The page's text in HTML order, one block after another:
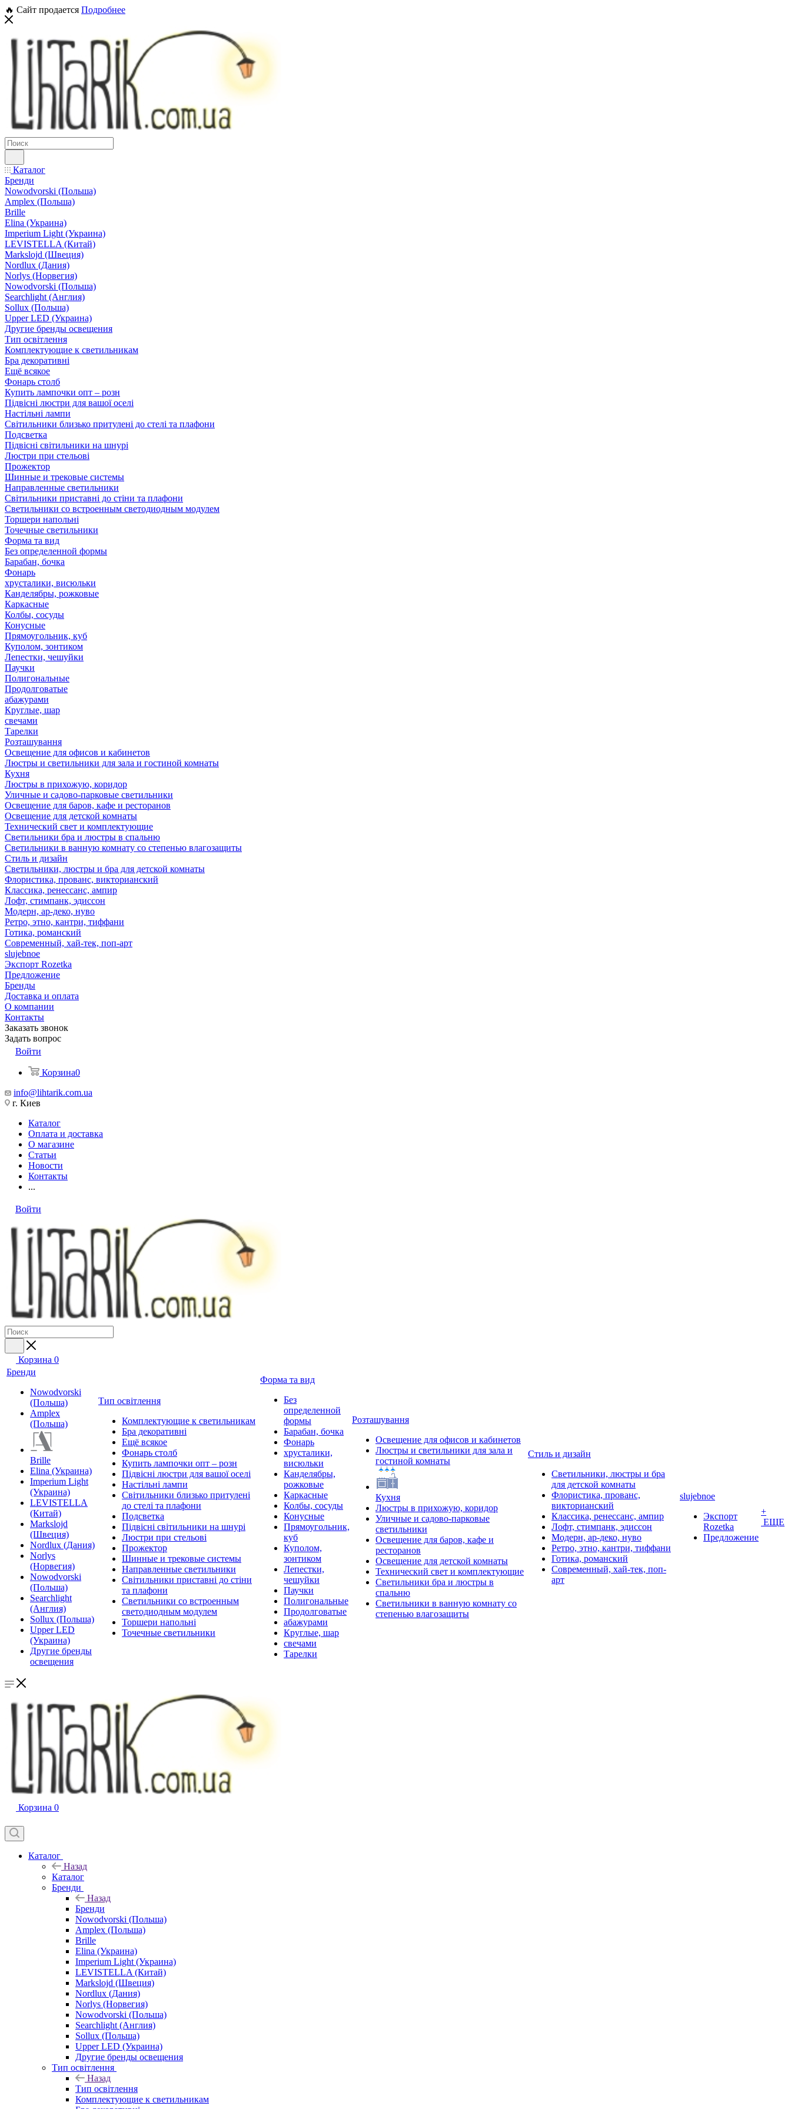
🔥 Сайт продается Подробнее
Каталог
Бренди
Nowodvorski (Польша)
Amplex (Польша)
Brille
Elina (Украина)
Imperium Light (Украина)
LEVISTELLA (Китай)
Markslojd (Швеция)
Nordlux (Дания)
Norlys (Норвегия)
Nowodvorski (Польша)
Searchlight (Англия)
Sollux (Польша)
Upper LED (Украина)
Другие бренды освещения
Тип освітлення
Комплектующие к светильникам
Бра декоративні
Ещё всякое
Фонарь столб
Купить лампочки опт – розн
Підвісні люстри для вашої оселі
Настільні лампи
Світильники близько притулені до стелі та плафони
Подсветка
Підвісні світильники на шнурі
Люстри при стельові
Прожектор
Шинные и трековые системы
Направленные светильники
Світильники приставні до стіни та плафони
Светильники со встроенным светодиодным модулем
Торшери напольні
Точечные светильники
Форма та вид
Без определенной формы
Барабан, бочка
Фонарь
хрусталики, висюльки
Канделябры, рожковые
Каркасные
Колбы, сосуды
Конусные
Прямоугольник, куб
Куполом, зонтиком
Лепестки, чешуйки
Паучки
Полигональные
Продолговатые
абажурами
Круглые, шар
свечами
Тарелки
Розташування
Освещение для офисов и кабинетов
Люстры и светильники для зала и гостиной комнаты
Кухня
Люстры в прихожую, коридор
Уличные и садово-парковые светильники
Освещение для баров, кафе и ресторанов
Освещение для детской комнаты
Технический свет и комплектующие
Светильники бра и люстры в спальню
Светильники в ванную комнату со степенью влагозащиты
Стиль и дизайн
Светильники, люстры и бра для детской комнаты
Флористика, прованс, викторианский
Классика, ренессанс, ампир
Лофт, стимпанк, эдиссон
Модерн, ар-деко, нуво
Ретро, этно, кантри, тиффани
Готика, романский
Современный, хай-тек, поп-арт
slujebnoe
Экспорт Rozetka
Предложение
Бренды
Доставка и оплата
О компании
Контакты
Заказать звонок
Задать вопрос
Войти
Корзина0
info@lihtarik.com.ua
г. Киев
Каталог
Оплата и доставка
О магазине
Статьи
Новости
Контакты
...
Войти
Корзина 0
Бренди
Nowodvorski
(Польша)
Amplex
(Польша)
Brille
Elina (Украина)
Imperium Light
(Украина)
LEVISTELLA
(Китай)
Markslojd
(Швеция)
Nordlux (Дания)
Norlys
(Норвегия)
Nowodvorski
(Польша)
Searchlight
(Англия)
Sollux (Польша)
Upper LED
(Украина)
Другие бренды
освещения
Тип освітлення
Комплектующие к светильникам
Бра декоративні
Ещё всякое
Фонарь столб
Купить лампочки опт – розн
Підвісні люстри для вашої оселі
Настільні лампи
Світильники близько притулені
до стелі та плафони
Подсветка
Підвісні світильники на шнурі
Люстри при стельові
Прожектор
Шинные и трековые системы
Направленные светильники
Світильники приставні до стіни
та плафони
Светильники со встроенным
светодиодным модулем
Торшери напольні
Точечные светильники
Форма та вид
Без
определенной
формы
Барабан, бочка
Фонарь
хрусталики,
висюльки
Канделябры,
рожковые
Каркасные
Колбы, сосуды
Конусные
Прямоугольник,
куб
Куполом,
зонтиком
Лепестки,
чешуйки
Паучки
Полигональные
Продолговатые
абажурами
Круглые, шар
свечами
Тарелки
Розташування
Освещение для офисов и кабинетов
Люстры и светильники для зала и
гостиной комнаты
Кухня
Люстры в прихожую, коридор
Уличные и садово-парковые
светильники
Освещение для баров, кафе и
ресторанов
Освещение для детской комнаты
Технический свет и комплектующие
Светильники бра и люстры в
спальню
Светильники в ванную комнату со
степенью влагозащиты
Стиль и дизайн
Светильники, люстры и бра
для детской комнаты
Флористика, прованс,
викторианский
Классика, ренессанс, ампир
Лофт, стимпанк, эдиссон
Модерн, ар-деко, нуво
Ретро, этно, кантри, тиффани
Готика, романский
Современный, хай-тек, поп-
арт
slujebnoe
Экспорт
Rozetka
Предложение
+
ЕЩЕ
Корзина 0
Каталог
Назад
Каталог
Бренди
Назад
Бренди
Nowodvorski (Польша)
Amplex (Польша)
Brille
Elina (Украина)
Imperium Light (Украина)
LEVISTELLA (Китай)
Markslojd (Швеция)
Nordlux (Дания)
Norlys (Норвегия)
Nowodvorski (Польша)
Searchlight (Англия)
Sollux (Польша)
Upper LED (Украина)
Другие бренды освещения
Тип освітлення
Назад
Тип освітлення
Комплектующие к светильникам